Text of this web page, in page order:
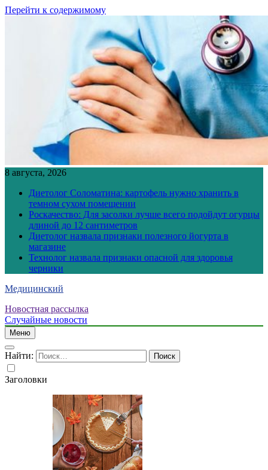
Перейти к содержимому
8 августа, 2026
Диетолог Соломатина: картофель нужно хранить в
темном сухом помещении
Роскачество: Для засолки лучше всего подойдут огурцы
длиной до 12 сантиметров
Диетолог назвала признаки полезного йогурта в
магазине
Технолог назвала признаки опасной для здоровья
черники
Медицинский
Новостная рассылка
Случайные новости
Меню
Найти:
Заголовки